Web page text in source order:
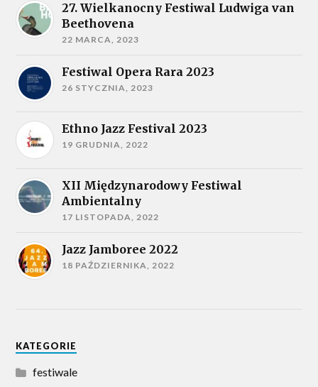
27. Wielkanocny Festiwal Ludwiga van
Beethovena
22 MARCA, 2023
Festiwal Opera Rara 2023
26 STYCZNIA, 2023
Ethno Jazz Festival 2023
19 GRUDNIA, 2022
XII Międzynarodowy Festiwal
Ambientalny
17 LISTOPADA, 2022
Jazz Jamboree 2022
18 PAŹDZIERNIKA, 2022
KATEGORIE
festiwale